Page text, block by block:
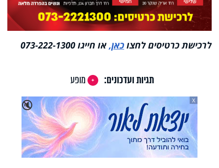
לרכישת כרטיסים לחצו כאן, או חייגו 073-222-1300
תגיות ועדכונים:
מופע
🔇
X